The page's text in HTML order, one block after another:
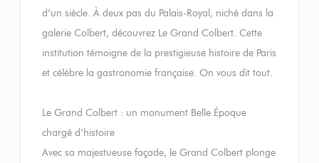
d’un siècle. À deux pas du Palais-Royal, niché dans la
galerie Colbert, découvrez Le Grand Colbert. Cette
institution témoigne de la prestigieuse histoire de Paris
et célèbre la gastronomie française. On vous dit tout.
Le Grand Colbert : un monument Belle Époque
chargé d’histoire
Avec sa majestueuse façade, le Grand Colbert plonge